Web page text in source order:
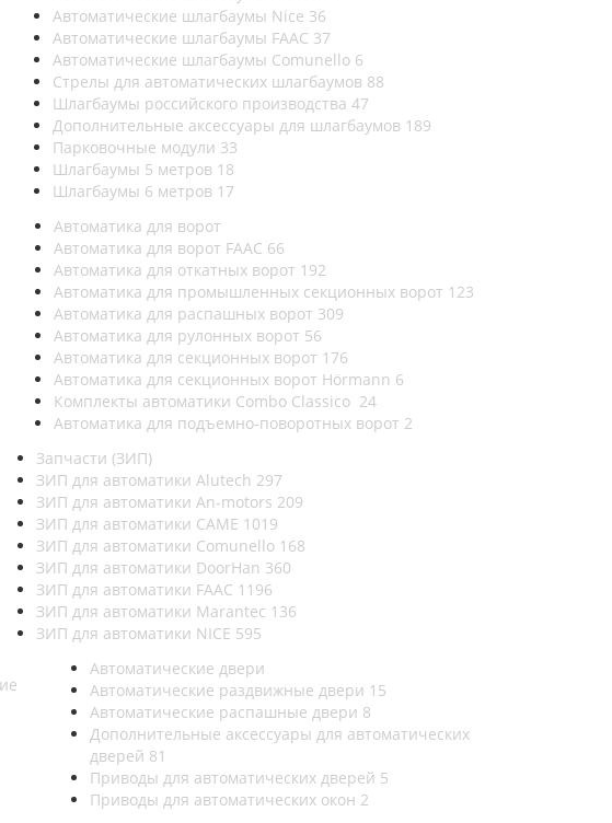
Автоматические шлагбаумы Nice 36
Автоматические шлагбаумы FAAC 37
Автоматические шлагбаумы Comunello 6
Стрелы для автоматических шлагбаумов 88
Шлагбаумы российского производства 47
Дополнительные аксессуары для шлагбаумов 189
Парковочные модули 33
Шлагбаумы 5 метров 18
Шлагбаумы 6 метров 17
Автоматика для ворот
Автоматика для ворот FAAC 66
Автоматика для откатных ворот 192
Автоматика для промышленных секционных ворот 123
Автоматика для распашных ворот 309
Автоматика для рулонных ворот 56
Автоматика для секционных ворот 176
Автоматика для секционных ворот Hörmann 6
Комплекты автоматики Combo Classico 24
Автоматика для подъемно-поворотных ворот 2
Запчасти (ЗИП)
ЗИП для автоматики Alutech 297
ЗИП для автоматики An-motors 209
ЗИП для автоматики CAME 1019
ЗИП для автоматики Comunello 168
ЗИП для автоматики DoorHan 360
ЗИП для автоматики FAAC 1196
ЗИП для автоматики Marantec 136
ЗИП для автоматики NICE 595
Автоматические двери
Автоматические раздвижные двери 15
Автоматические распашные двери 8
Дополнительные аксессуары для автоматических
дверей 81
Приводы для автоматических дверей 5
Приводы для автоматических окон 2